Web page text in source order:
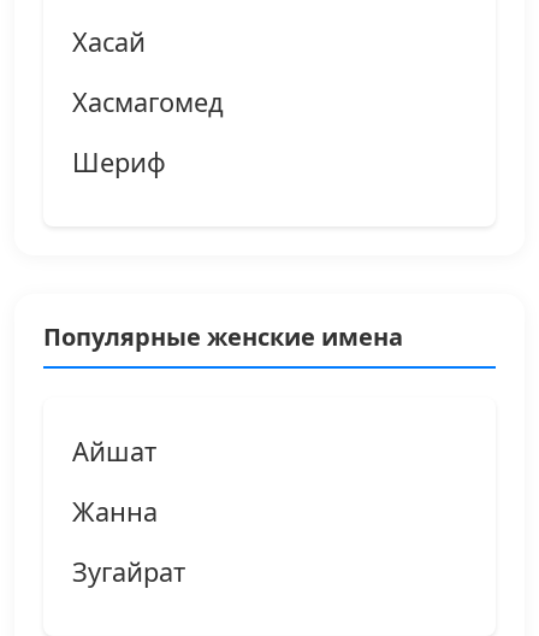
Хасай
Хасмагомед
Шериф
Популярные женские имена
Айшат
Жанна
Зугайрат